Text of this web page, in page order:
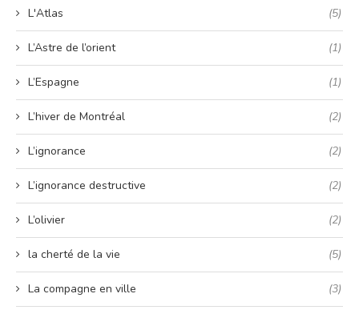
L'Atlas (5)
L’Astre de l’orient (1)
L’Espagne (1)
L’hiver de Montréal (2)
L’ignorance (2)
L’ignorance destructive (2)
L’olivier (2)
la cherté de la vie (5)
La compagne en ville (3)